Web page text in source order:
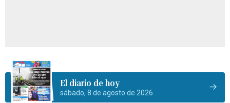
El diario de hoy
sábado, 8 de agosto de 2026